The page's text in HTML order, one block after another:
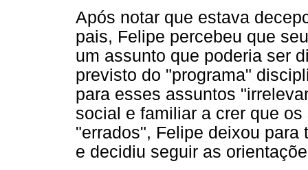
Após notar que estava
pais, Felipe percebeu que
um assunto que poderia ser
previsto do "programa"
para esses assuntos
social e familiar a crer que
"errados", Felipe deixou
e decidiu seguir as